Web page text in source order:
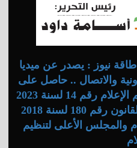
نيوز : يصدر عن ميديا
والاتصال .. حاصل على
ترخيص المجلس الأعلى لتنظيم الإعلام رقم 14 لسنة 2023
ويعمل وفقا لقراراته وطبقا للقانون رقم 180 لسنة 2018
والمجلس الأعلى لتنظيم